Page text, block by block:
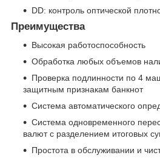
DD: контроль оптической
Преимущества
Высокая работоспособность
Обработка любых объемов
Проверка подлинности по 4
защитным признакам банкнот
Система автоматического
Система одновременного
валют с разделением итоговых
Простота в обслуживании и